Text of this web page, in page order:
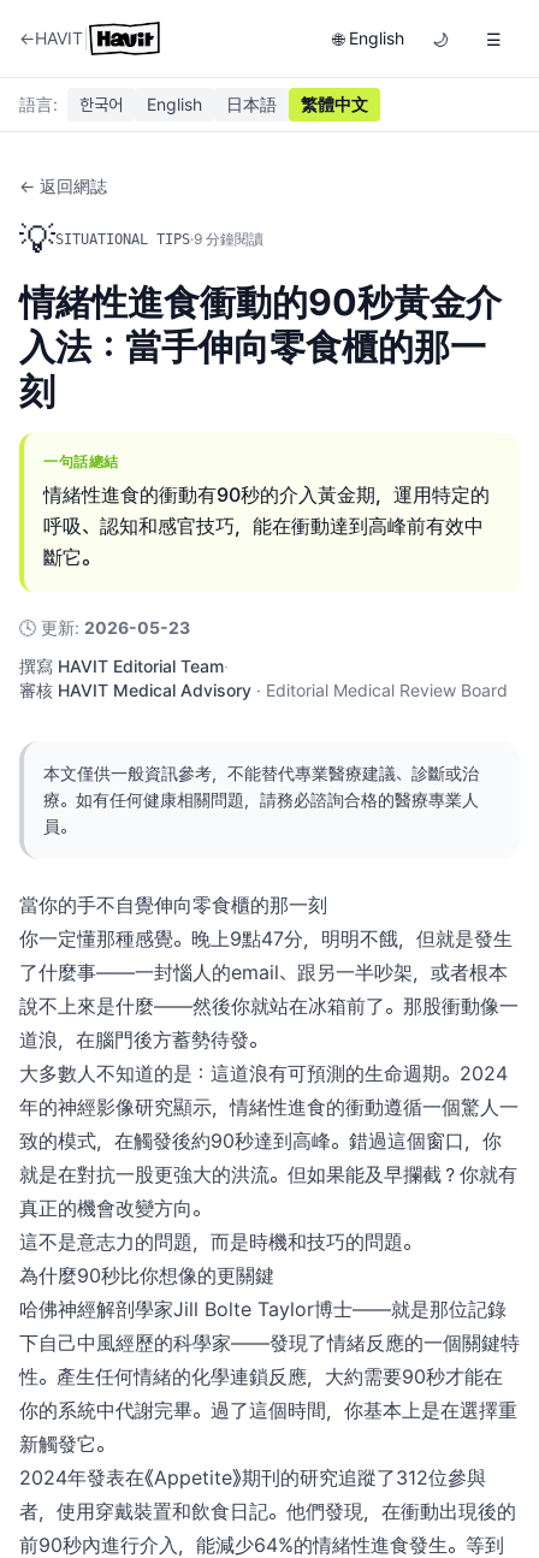
←HAVIT 🌐 English 🌙 ☰
語言: 한국어 English 日本語 繁體中文
← 返回網誌
💡SITUATIONAL TIPS·9 分鐘閱讀
情緒性進食衝動的90秒黃金介
入法：當手伸向零食櫃的那一
刻
一句話總結
情緒性進食的衝動有90秒的介入黃金期，運用特定的
呼吸、認知和感官技巧，能在衝動達到高峰前有效中
斷它。
🕓 更新: 2026-05-23
撰寫 HAVIT Editorial Team·
審核 HAVIT Medical Advisory · Editorial Medical Review Board
本文僅供一般資訊參考，不能替代專業醫療建議、診斷或治
療。如有任何健康相關問題，請務必諮詢合格的醫療專業人
員。
當你的手不自覺伸向零食櫃的那一刻
你一定懂那種感覺。晚上9點47分，明明不餓，但就是發生
了什麼事——一封惱人的email、跟另一半吵架，或者根本
說不上來是什麼——然後你就站在冰箱前了。那股衝動像一
道浪，在腦門後方蓄勢待發。
大多數人不知道的是：這道浪有可預測的生命週期。2024
年的神經影像研究顯示，情緒性進食的衝動遵循一個驚人一
致的模式，在觸發後約90秒達到高峰。錯過這個窗口，你
就是在對抗一股更強大的洪流。但如果能及早攔截？你就有
真正的機會改變方向。
這不是意志力的問題，而是時機和技巧的問題。
為什麼90秒比你想像的更關鍵
哈佛神經解剖學家Jill Bolte Taylor博士——就是那位記錄
下自己中風經歷的科學家——發現了情緒反應的一個關鍵特
性。產生任何情緒的化學連鎖反應，大約需要90秒才能在
你的系統中代謝完畢。過了這個時間，你基本上是在選擇重
新觸發它。
2024年發表在《Appetite》期刊的研究追蹤了312位參與
者，使用穿戴裝置和飲食日記。他們發現，在衝動出現後的
前90秒內進行介入，能減少64%的情緒性進食發生。等到